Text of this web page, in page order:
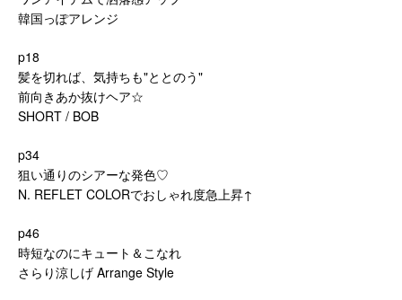
韓国っぽアレンジ
p18
髪を切れば、気持ちも"ととのう"
前向きあか抜けヘア☆
SHORT / BOB
p34
狙い通りのシアーな発色♡
N. REFLET COLORでおしゃれ度急上昇↑
p46
時短なのにキュート＆こなれ
さらり涼しげ Arrange Style